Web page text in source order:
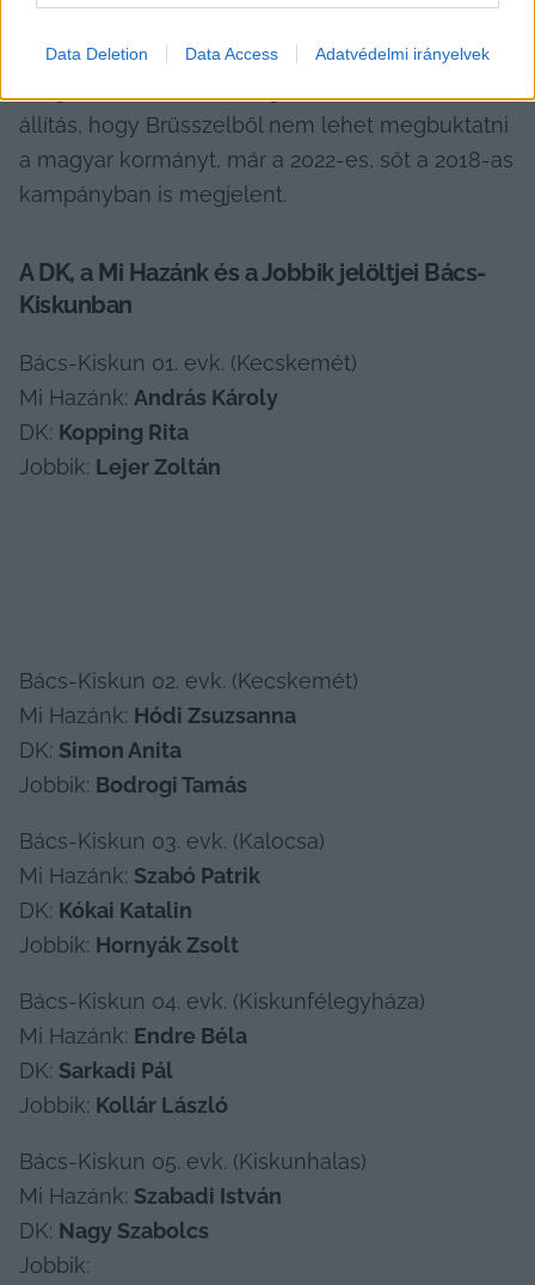
Data Deletion Data Access Adatvédelmi irányelvek
hadigazdaság, genderpropaganda,
állítás, hogy Brüsszelből nem lehet megbuktatni
a magyar kormányt, már a 2022-es, sőt a 2018-as
kampányban is megjelent.
A DK, a Mi Hazánk és a Jobbik jelöltjei Bács-
Kiskunban
Bács-Kiskun 01. evk. (Kecskemét)
Mi Hazánk: András Károly
DK: Kopping Rita
Jobbik: Lejer Zoltán
Bács-Kiskun 02. evk. (Kecskemét)
Mi Hazánk: Hódi Zsuzsanna
DK: Simon Anita
Jobbik: Bodrogi Tamás
Bács-Kiskun 03. evk. (Kalocsa)
Mi Hazánk: Szabó Patrik
DK: Kókai Katalin
Jobbik: Hornyák Zsolt
Bács-Kiskun 04. evk. (Kiskunfélegyháza)
Mi Hazánk: Endre Béla
DK: Sarkadi Pál
Jobbik: Kollár László
Bács-Kiskun 05. evk. (Kiskunhalas)
Mi Hazánk: Szabadi István
DK: Nagy Szabolcs
Jobbik: